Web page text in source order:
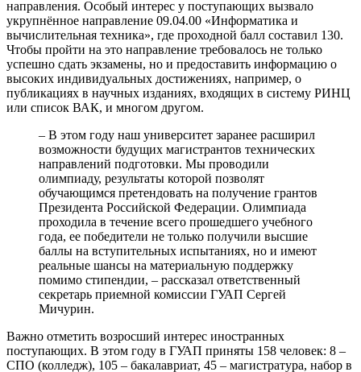
направления. Особый интерес у поступающих вызвало
укрупнённое направление 09.04.00 «Информатика и
вычислительная техника», где проходной балл составил 130.
Чтобы пройти на это направление требовалось не только
успешно сдать экзамены, но и предоставить информацию о
высоких индивидуальных достижениях, например, о
публикациях в научных изданиях, входящих в систему РИНЦ
или список ВАК, и многом другом.
– В этом году наш университет заранее расширил
возможности будущих магистрантов технических
направлений подготовки. Мы проводили
олимпиаду, результаты которой позволят
обучающимся претендовать на получение грантов
Президента Российской Федерации. Олимпиада
проходила в течение всего прошедшего учебного
года, ее победители не только получили высшие
баллы на вступительных испытаниях, но и имеют
реальные шансы на материальную поддержку
помимо стипендии, – рассказал ответственный
секретарь приемной комиссии ГУАП Сергей
Мичурин.
Важно отметить возросший интерес иностранных
поступающих. В этом году в ГУАП приняты 158 человек: 8 –
СПО (колледж), 105 – бакалавриат, 45 – магистратура, набор в